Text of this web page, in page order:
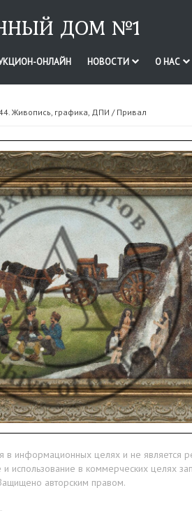
ДОМ №1
ОНЛАЙН НОВОСТИ О НАС
Живопись, графика, ДПИ / Привал
в информационных целях и не является
использование в коммерческих целях
авторским правом.